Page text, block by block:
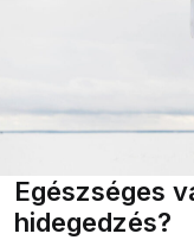
Egészséges
hidegedzés?